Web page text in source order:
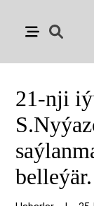
21-nji
belleýär.